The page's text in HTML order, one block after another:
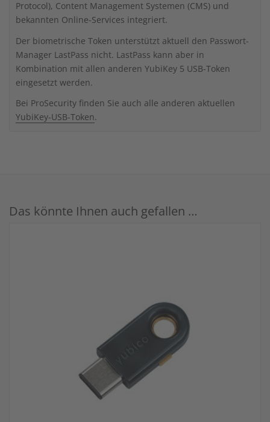
Protocol), Content Management Systemen (CMS) und
bekannten Online-Services integriert.
Der biometrische Token unterstützt aktuell den Passwort-
Manager LastPass nicht. LastPass kann aber in
Kombination mit allen anderen YubiKey 5 USB-Token
eingesetzt werden.
Bei ProSecurity finden Sie auch alle anderen aktuellen
YubiKey-USB-Token.
Das könnte Ihnen auch gefallen …